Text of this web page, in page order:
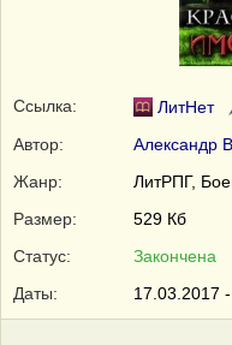
Ссылка: ЛитНет
Автор:
Александр
Жанр:
ЛитРПГ,
Размер:
529 Кб
Статус:
Закончена
Даты:
17.03.2017